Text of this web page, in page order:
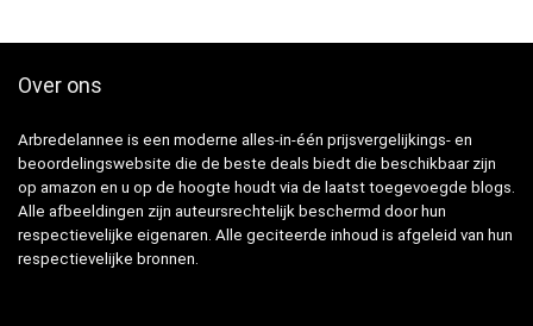
Over ons
Arbredelannee is een moderne alles-in-één prijsvergelijkings- en
beoordelingswebsite die de beste deals biedt die beschikbaar zijn
op amazon en u op de hoogte houdt via de laatst toegevoegde blogs.
Alle afbeeldingen zijn auteursrechtelijk beschermd door hun
respectievelijke eigenaren. Alle geciteerde inhoud is afgeleid van hun
respectievelijke bronnen.